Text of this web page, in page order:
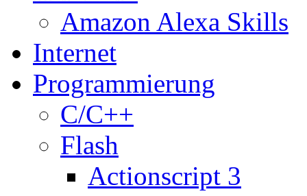
Amazon Alexa Skills
Internet
Programmierung
C/C++
Flash
Actionscript 3